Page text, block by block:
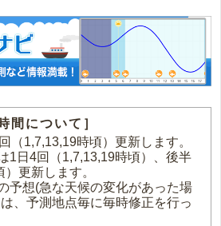
間について］
（1,7,13,19時頃）更新します。
1日4回（1,7,13,19時頃）、後半
更新します。
予想(急な天候の変化があった場
、予測地点毎に毎時修正を行っ